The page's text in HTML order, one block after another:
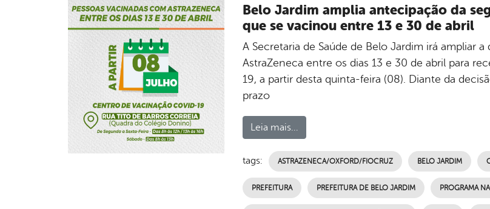
Belo Jardim amplia antecipação da
que se vacinou entre 13 e 30 de abril
A Secretaria de Saúde de Belo Jardim irá ampliar
AstraZeneca entre os dias 13 e 30 de abril para
19, a partir desta quinta-feira (08). Diante da
prazo
Leia mais...
tags: ASTRAZENECA/OXFORD/FIOCRUZ BELO JARDIM
PREFEITURA PREFEITURA DE BELO JARDIM PROGRAMA